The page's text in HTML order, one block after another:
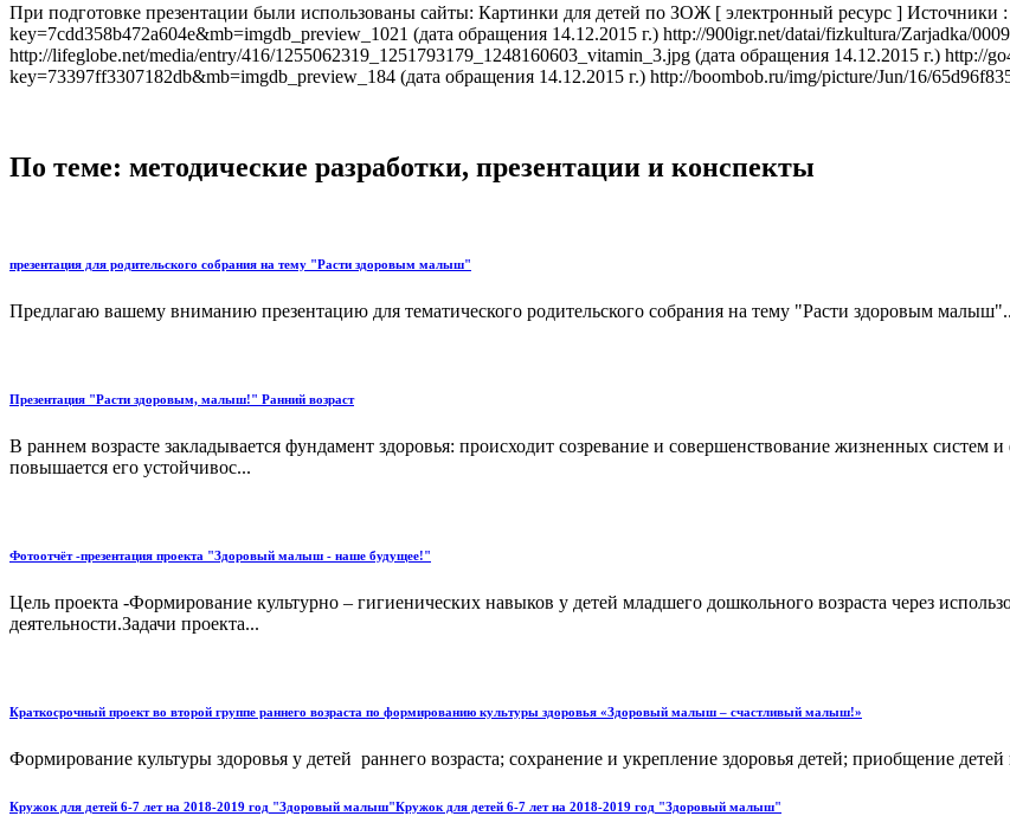
При подготовке презентации были использованы сайты: Картинки для детей по ЗОЖ [ электронный ресурс ] Источники
key=7cdd358b472a604e&mb=imgdb_preview_1021 (дата обращения 14.12.2015 г.) http://900igr.net/datai/fizkultura/Zarjadka/
http://lifeglobe.net/media/entry/416/1255062319_1251793179_1248160603_vitamin_3.jpg (дата обращения 14.12.2015 г.) http://
key=73397ff3307182db&mb=imgdb_preview_184 (дата обращения 14.12.2015 г.) http://boombob.ru/img/picture/Jun/16/
По теме: методические разработки, презентации и конспекты
презентация для родительского собрания на тему "Расти здоровым малыш"
Предлагаю вашему вниманию презентацию для тематического родительского собрания на тему "Расти здоровым
Презентация "Расти здоровым, малыш!" Ранний возраст
В раннем возрасте закладывается фундамент здоровья: происходит созревание и совершенствование жизненных
повышается его устойчивос...
Фотоотчёт -презентация проекта "Здоровый малыш - наше будущее!"
Цель проекта -Формирование культурно – гигиенических навыков у детей младшего дошкольного возраста через
деятельности.Задачи проекта...
Краткосрочный проект во второй группе раннего возраста по формированию культуры здоровья «Здоровый малыш – счастливый малыш!»
Формирование культуры здоровья у детей раннего возраста; сохранение и укрепление здоровья детей; приобщение
Кружок для детей 6-7 лет на 2018-2019 год "Здоровый малыш"Кружок для детей 6-7 лет на 2018-2019 год "Здоровый малыш"